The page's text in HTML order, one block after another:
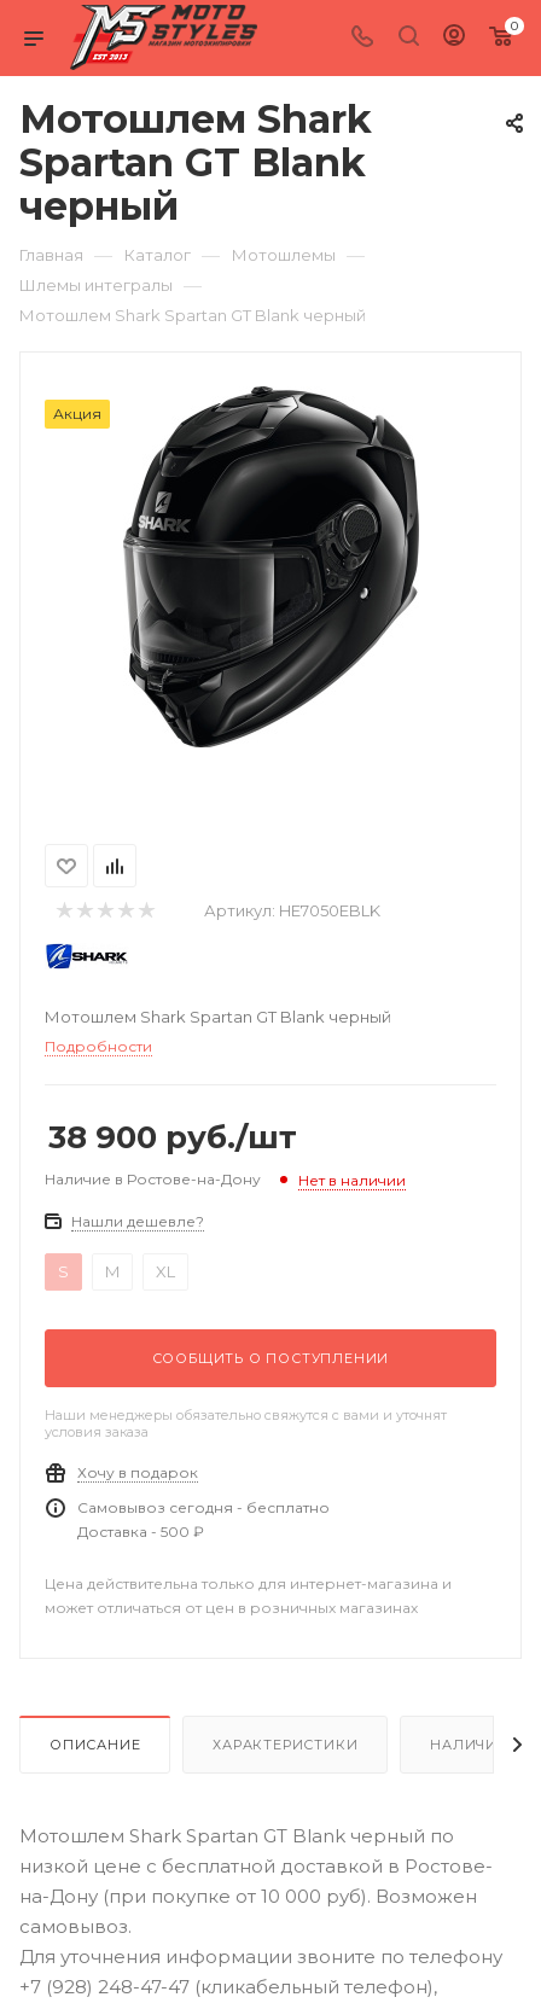
0
Мотошлем Shark
Spartan GT Blank
черный
Главная — Каталог — Мотошлемы —
Шлемы интегралы —
Мотошлем Shark Spartan GT Blank черный
Акция
Артикул: HE7050EBLK
Мотошлем Shark Spartan GT Blank черный
Подробности
38 900 руб./шт
Наличие в Ростове-на-Дону Нет в наличии
Нашли дешевле?
S M XL
СООБЩИТЬ О ПОСТУПЛЕНИИ
Наши менеджеры обязательно свяжутся с вами и уточнят
условия заказа
Хочу в подарок
Самовывоз сегодня - бесплатно
Доставка - 500 ₽
Цена действительна только для интернет-магазина и
может отличаться от цен в розничных магазинах
ОПИСАНИЕ ХАРАКТЕРИСТИКИ НАЛИЧИЕ В
Мотошлем Shark Spartan GT Blank черный по
низкой цене с бесплатной доставкой в Ростове-
на-Дону (при покупке от 10 000 руб). Возможен
самовывоз.
Для уточнения информации звоните по телефону
+7 (928) 248-47-47 (кликабельный телефон),